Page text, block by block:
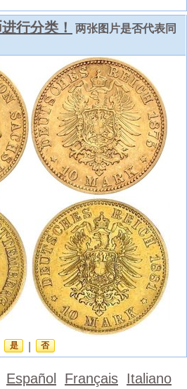
行分类！
两张图片是否代表同
是 否
Español Français Italiano